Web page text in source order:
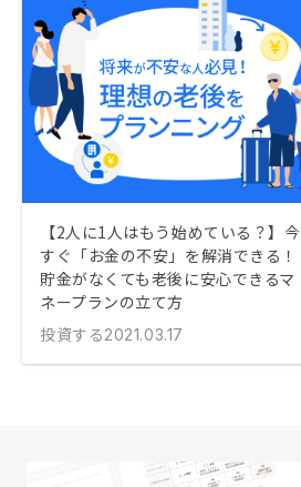
【2人に1人はもう始めている？】今
すぐ「お金の不安」を解消できる！
貯金がなくても老後に安心できるマ
ネープランの立て方
投資する2021.03.17